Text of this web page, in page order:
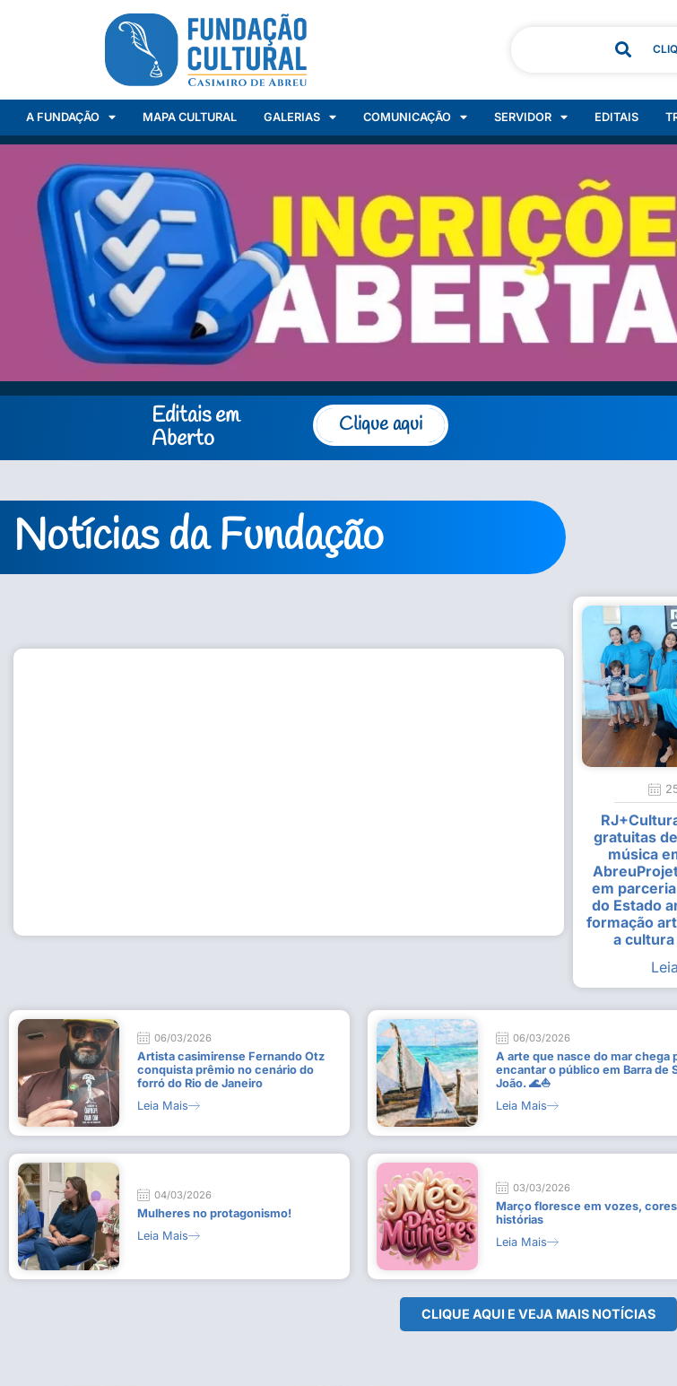
A FUNDAÇÃO MAPA CULTURAL GALERIAS COMUNICAÇÃO SERVIDOR EDITAIS
Editais em
Aberto
Clique aqui
Notícias da Fundação
Busca do
9 de julho
Leia Mais
gratuitas
música
em
do Estado
formação
a
06/03/2026
Artista casimirense Fernando Otz
conquista prêmio no cenário do
forró do Rio de Janeiro
Leia Mais
06/03/2026
A arte que nasce do mar chega
encantar o público em Barra de
João. 🌊⛵
Leia Mais
04/03/2026
Mulheres no protagonismo!
Leia Mais
03/03/2026
Março floresce em vozes,
histórias
Leia Mais
CLIQUE AQUI E VEJA MAIS NOTÍCIAS